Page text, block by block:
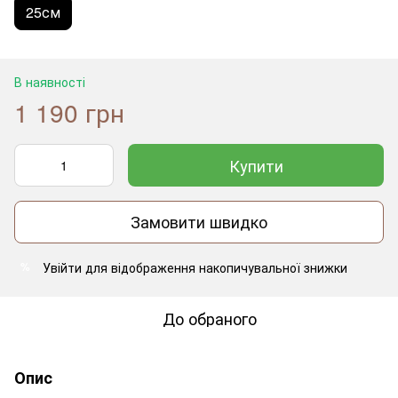
25см
В наявності
1 190 грн
Купити
Замовити швидко
Увійти для відображення накопичувальної знижки
До обраного
Опис